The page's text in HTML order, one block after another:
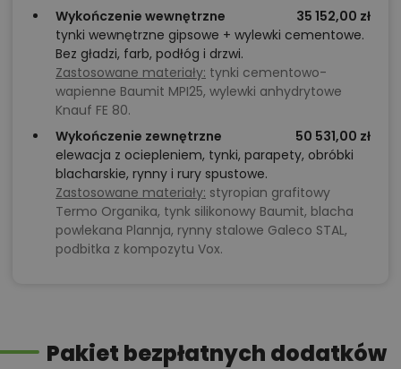
Wykończenie wewnętrzne
35 152,00 zł
tynki wewnętrzne gipsowe + wylewki cementowe.
Bez gładzi, farb, podłóg i drzwi.
Zastosowane materiały: tynki cementowo-
wapienne Baumit MPI25, wylewki anhydrytowe
Knauf FE 80.
Wykończenie zewnętrzne
50 531,00 zł
elewacja z ociepleniem, tynki, parapety, obróbki
blacharskie, rynny i rury spustowe.
Zastosowane materiały: styropian grafitowy
Termo Organika, tynk silikonowy Baumit, blacha
powlekana Plannja, rynny stalowe Galeco STAL,
podbitka z kompozytu Vox.
Pakiet bezpłatnych dodatków